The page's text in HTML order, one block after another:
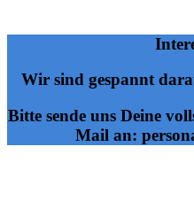
Wir sind gespannt
Bitte sende uns Deine
Mail an: